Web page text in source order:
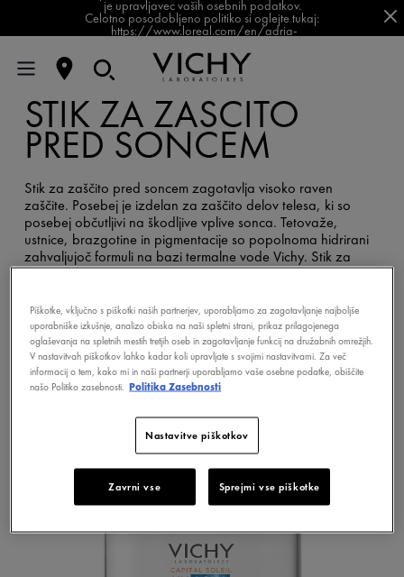
je upravljavec vaših osebnih podatkov.
Celotno posodobljeno politiko si oglejte tukaj:
https://www.loreal.com/en/adria-
STIK ZA ZAŠČITO
PRED SONCEM
Stik za zaščito pred soncem zagotavlja visoko raven
zaščite. Posebej je izdelan za zaščito delov telesa, ki so
posebej občutljivi na škodljive vplive sonca. Tetovaže,
ustnice, brazgotine in pigmentacije so popolnoma hidrirani
zahvaljujoč formuli na bazi termalne vode Vichy. Stik za
zaščito občutljivih delov lahko vedno nosite s seboj in ga
CAPITAL SOLEIL
Piškotke, vključno s piškotki naših partnerjev, uporabljamo za zagotavljanje najboljše
uporabniške izkušnje, analizo obiska na naši spletni strani, prikaz prilagojenega
oglaševanja na spletnih mestih tretjih oseb in zagotavljanje funkcij na družabnih omrežjih.
V nastavitvah piškotkov lahko kadar koli upravljate s svojimi nastavitvami. Za več
informacij o tem, kako mi in naši partnerji uporabljamo vaše osebne podatke, obiščite
našo Politiko zasebnosti. Politika Zasebnosti
Nastavitve piškotkov
Zavrni vse Sprejmi vse piškotke